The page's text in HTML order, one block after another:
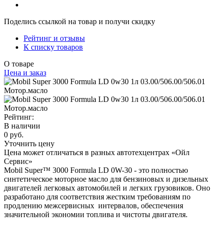
Поделись ссылкой на товар и получи скидку
Рейтинг и отзывы
К списку товаров
О товаре
Цена и заказ
Рейтинг:
В наличии
0 руб.
Уточнить цену
Цена может отличаться в разных автотехцентрах «Ойл
Сервис»
Mobil Super™ 3000 Formula LD 0W-30 - это полностью
синтетическое моторное масло для бензиновых и дизельных
двигателей легковых автомобилей и легких грузовиков. Оно
разработано для соответствия жестким требованиям по
продлению межсервисных интервалов, обеспечения
значительной экономии топлива и чистоты двигателя.